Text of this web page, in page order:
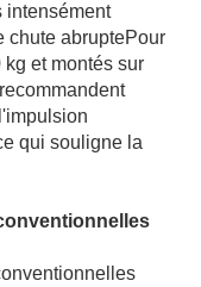
intensément
chute abruptePour
et montés sur
qui souligne la